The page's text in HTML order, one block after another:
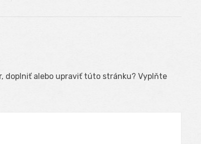
doplniť alebo upraviť túto stránku? Vyplňte